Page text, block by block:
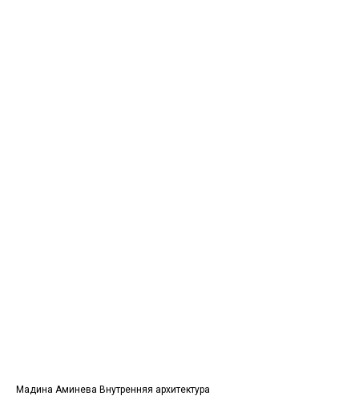
Мадина Аминева Внутренняя архитектура